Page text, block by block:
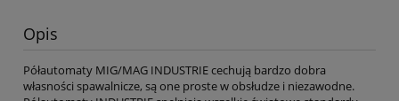
Opis
Półautomaty MIG/MAG INDUSTRIE cechują bardzo dobra
własności spawalnicze, są one proste w obsłudze i niezawodne.